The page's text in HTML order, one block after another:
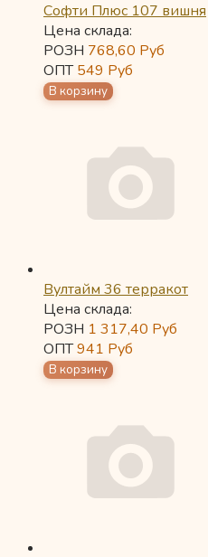
Софти Плюс 107 вишня
Цена склада:
РОЗН 768,60 Руб
ОПТ549 Руб
Вултайм 36 терракот
Цена склада:
РОЗН 1 317,40 Руб
ОПТ941 Руб